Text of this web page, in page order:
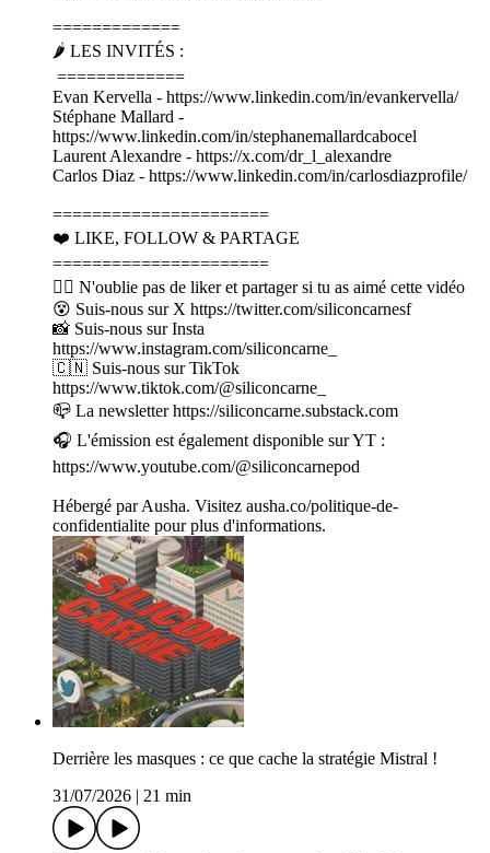
=============
🌶️ LES INVITÉS :
=============
Evan Kervella - https://www.linkedin.com/in/evankervella/
Stéphane Mallard -
https://www.linkedin.com/in/stephanemallardcabocel
Laurent Alexandre - https://x.com/dr_l_alexandre
Carlos Diaz - https://www.linkedin.com/in/carlosdiazprofile/
======================
❤️ LIKE, FOLLOW & PARTAGE
======================
👍🏽 N'oublie pas de liker et partager si tu as aimé cette vidéo
😵 Suis-nous sur X https://twitter.com/siliconcarnesf
📸 Suis-nous sur Insta
https://www.instagram.com/siliconcarne_
🇨🇳 Suis-nous sur TikTok
https://www.tiktok.com/@siliconcarne_
📪 La newsletter https://siliconcarne.substack.com
🎧 L'émission est également disponible sur YT :
https://www.youtube.com/@siliconcarnepod
Hébergé par Ausha. Visitez ausha.co/politique-de-
confidentialite pour plus d'informations.
Derrière les masques : ce que cache la stratégie Mistral !
31/07/2026
21 min